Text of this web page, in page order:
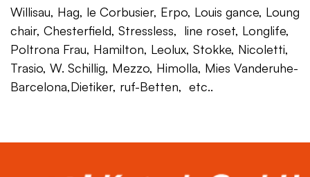
Willisau, Hag, le Corbusier, Erpo, Louis gance, Loung
chair, Chesterfield, Stressless, line roset, Longlife,
Poltrona Frau, Hamilton, Leolux, Stokke, Nicoletti,
Trasio, W. Schillig, Mezzo, Himolla, Mies Vanderuhe-
Barcelona,Dietiker, ruf-Betten, etc..